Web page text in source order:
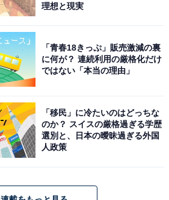
理想と現実
「青春18きっぷ」販売激減の裏
に何が？ 連続利用の厳格化だけ
ではない「本当の理由」
「移民」に冷たいのはどっちな
のか？ スイスの厳格過ぎる学歴
選別と、日本の曖昧過ぎる外国
人政策